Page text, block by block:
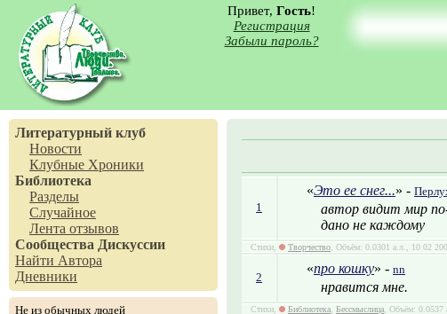
Привет, Гость!
Регистрация
Забыли пароль?
Литературный клуб
Новости
Клубные Хроники
Библиотека
Разделы
Случайное
Лента отзывов
Сообщества Дискуссии
Найти Автора
Дневники
Не из обычных людей
1
«Это ее снег...» -
автор видит мир
дано не каждому
Стихи, Творчество , Объём: 0.0301 а.л., 10 02
2
«про кошку» - nn
нравится мне.
Стихи, Библиотека Бессмыслица , Объём: